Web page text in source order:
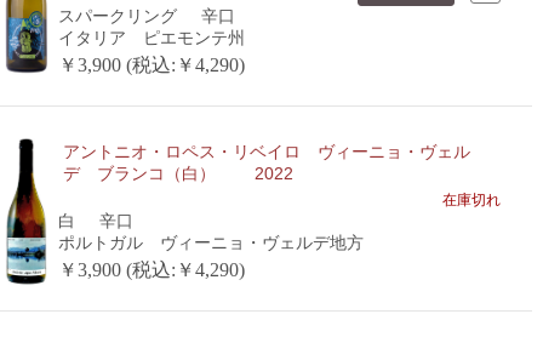
スパークリング
辛口
イタリア ピエモンテ州
￥3,900 (税込:￥4,290)
アントニオ・ロペス・リベイロ ヴィーニョ・ヴェル
デ ブランコ（白） 2022
在庫切れ
白
辛口
ポルトガル ヴィーニョ・ヴェルデ地方
￥3,900 (税込:￥4,290)